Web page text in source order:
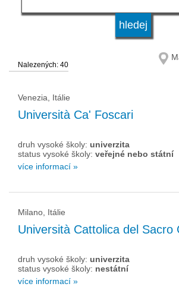
status vysoké školy
Nalezených: 40
Venezia, Itálie
Università Ca' Foscari
druh vysoké školy: univerzita
status vysoké školy: veřejné nebo státní
více informací »
Milano, Itálie
Università Cattolica del Sacro
druh vysoké školy: univerzita
status vysoké školy: nestátní
více informací »